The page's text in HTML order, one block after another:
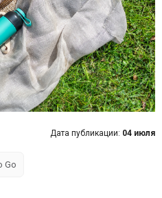
Дата публикации: 04 июля
Go